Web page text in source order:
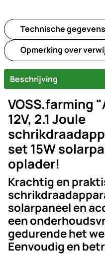
Technische gegevens
Opmerking over
Beschrijving
VOSS.farming
12V, 2.1 Joule
set 15W
oplader!
Krachtig en
solarpaneel en
een
gedurende het
Eenvoudig en